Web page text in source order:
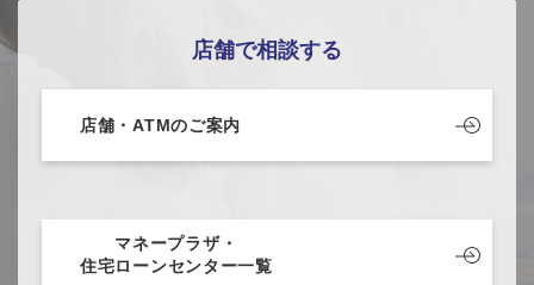
店舗で相談する
店舗・ATMのご案内
マネープラザ・
住宅ローンセンター一覧